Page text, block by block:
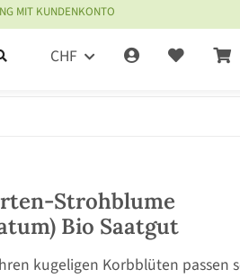
MIT KUNDENKONTO
CHF
Strohblume
Bio Saatgut
kugeligen Korbblüten passen